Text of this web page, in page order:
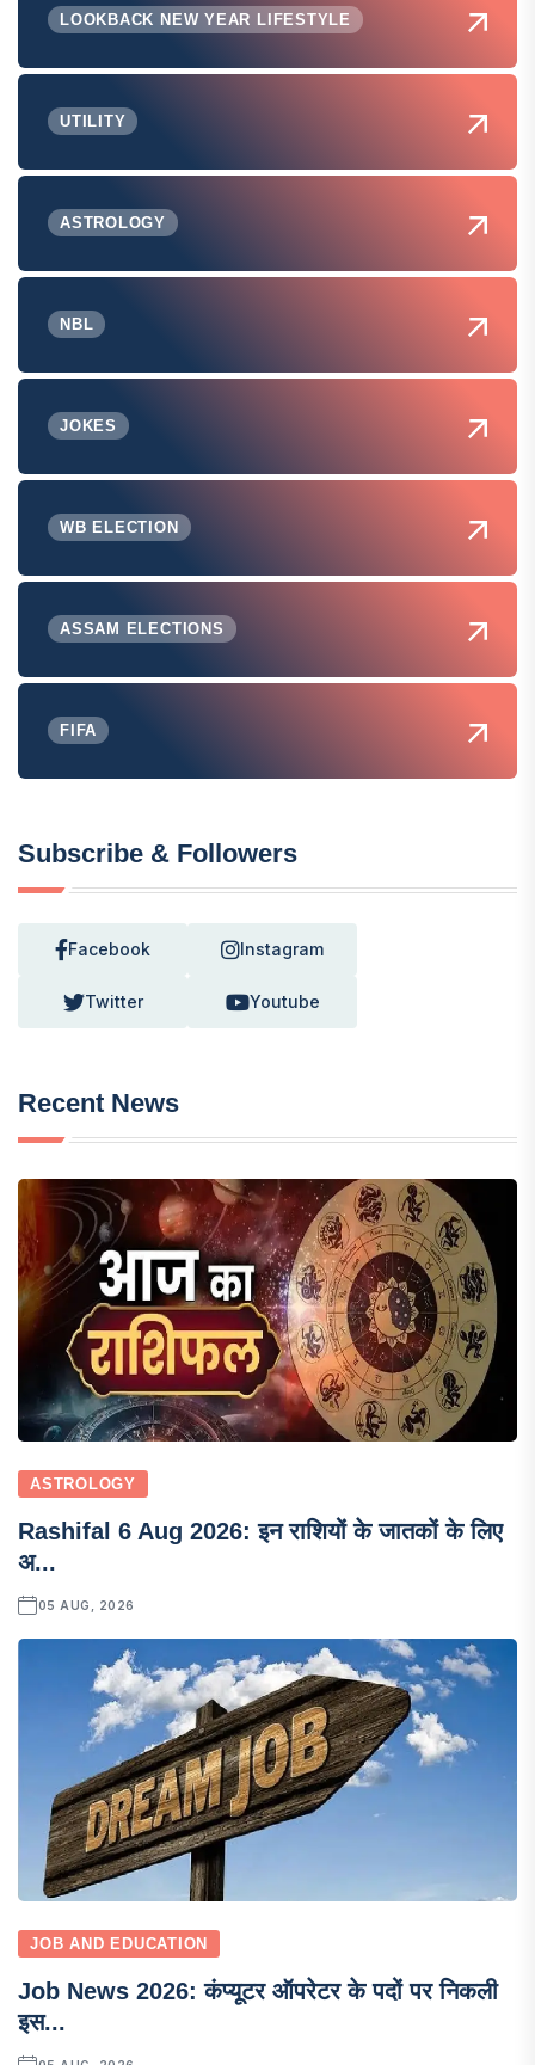
LOOKBACK NEW YEAR LIFESTYLE
UTILITY
ASTROLOGY
NBL
JOKES
WB ELECTION
ASSAM ELECTIONS
FIFA
Subscribe & Followers
Facebook Instagram
Twitter Youtube
Recent News
ASTROLOGY
Rashifal 6 Aug 2026: इन राशियों के जातकों के लिए
अ...
05 AUG, 2026
JOB AND EDUCATION
Job News 2026: कंप्यूटर ऑपरेटर के पदों पर निकली
इस...